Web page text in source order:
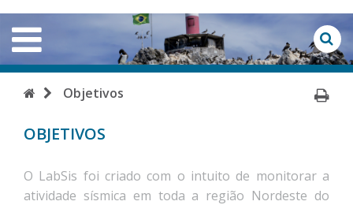
Canais
de
Abrir
Menu
InícioObjetivos
OBJETIVOS
O LabSis foi criado com o intuito de monitorar a
atividade sísmica em toda a região Nordeste do